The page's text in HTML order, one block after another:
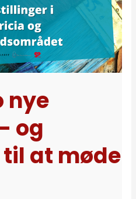
nye
og
at møde